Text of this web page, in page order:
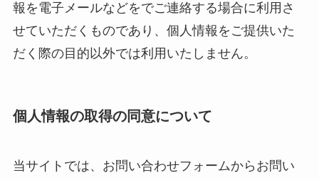
報を電子メールなどをでご連絡する場合に利用さ
せていただくものであり、個人情報をご提供いた
だく際の目的以外では利用いたしません。
個人情報の取得の同意について
当サイトでは、お問い合わせフォームからお問い